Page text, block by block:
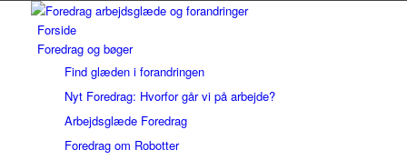
Forside
Foredrag og bøger
Find glæden i forandringen
Nyt Foredrag: Hvorfor går vi på arbejde?
Arbejdsglæde Foredrag
Foredrag om Robotter